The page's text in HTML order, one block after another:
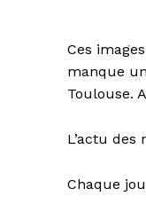
Ces
manque
Toulouse.
L’actu des
Chaque